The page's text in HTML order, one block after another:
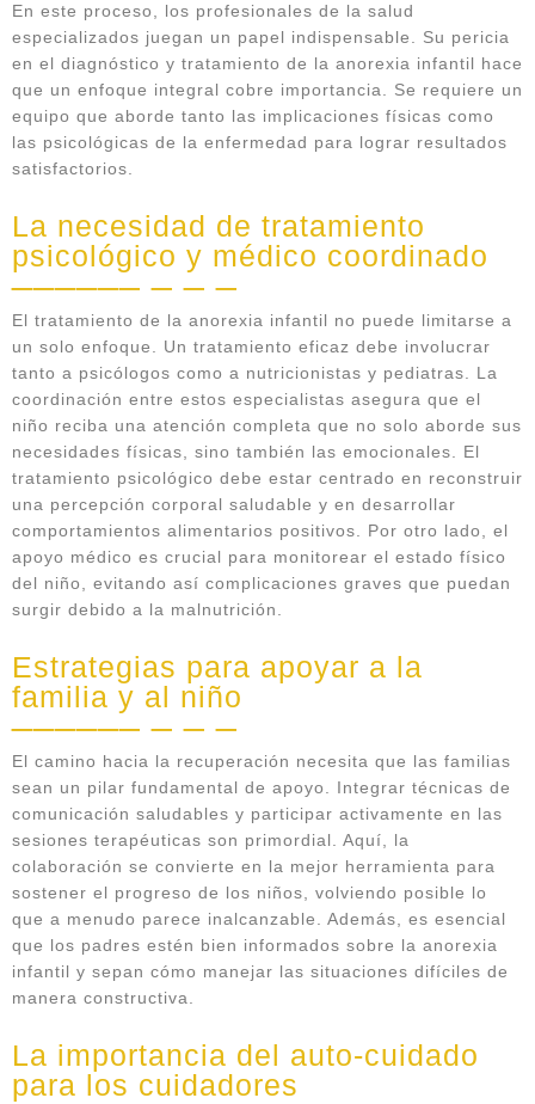
En este proceso, los profesionales de la salud
especializados juegan un papel indispensable. Su pericia
en el diagnóstico y tratamiento de la anorexia infantil hace
que un enfoque integral cobre importancia. Se requiere un
equipo que aborde tanto las implicaciones físicas como
las psicológicas de la enfermedad para lograr resultados
satisfactorios.
La necesidad de tratamiento
psicológico y médico coordinado
El tratamiento de la anorexia infantil no puede limitarse a
un solo enfoque. Un tratamiento eficaz debe involucrar
tanto a psicólogos como a nutricionistas y pediatras. La
coordinación entre estos especialistas asegura que el
niño reciba una atención completa que no solo aborde sus
necesidades físicas, sino también las emocionales. El
tratamiento psicológico debe estar centrado en reconstruir
una percepción corporal saludable y en desarrollar
comportamientos alimentarios positivos. Por otro lado, el
apoyo médico es crucial para monitorear el estado físico
del niño, evitando así complicaciones graves que puedan
surgir debido a la malnutrición.
Estrategias para apoyar a la
familia y al niño
El camino hacia la recuperación necesita que las familias
sean un pilar fundamental de apoyo. Integrar técnicas de
comunicación saludables y participar activamente en las
sesiones terapéuticas son primordial. Aquí, la
colaboración se convierte en la mejor herramienta para
sostener el progreso de los niños, volviendo posible lo
que a menudo parece inalcanzable. Además, es esencial
que los padres estén bien informados sobre la anorexia
infantil y sepan cómo manejar las situaciones difíciles de
manera constructiva.
La importancia del auto-cuidado
para los cuidadores